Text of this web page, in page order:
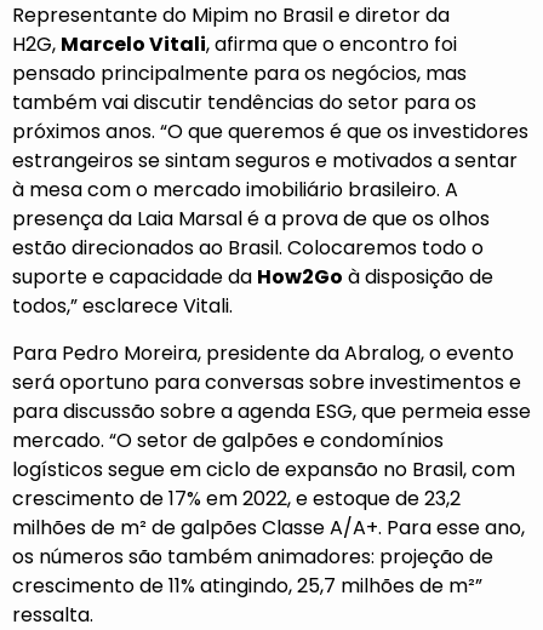
Representante do Mipim no Brasil e diretor da
H2G, Marcelo Vitali, afirma que o encontro foi
pensado principalmente para os negócios, mas
também vai discutir tendências do setor para os
próximos anos. “O que queremos é que os investidores
estrangeiros se sintam seguros e motivados a sentar
à mesa com o mercado imobiliário brasileiro. A
presença da Laia Marsal é a prova de que os olhos
estão direcionados ao Brasil. Colocaremos todo o
suporte e capacidade da How2Go à disposição de
todos,” esclarece Vitali.
Para Pedro Moreira, presidente da Abralog, o evento
será oportuno para conversas sobre investimentos e
para discussão sobre a agenda ESG, que permeia esse
mercado. “O setor de galpões e condomínios
logísticos segue em ciclo de expansão no Brasil, com
crescimento de 17% em 2022, e estoque de 23,2
milhões de m² de galpões Classe A/A+. Para esse ano,
os números são também animadores: projeção de
crescimento de 11% atingindo, 25,7 milhões de m²”
ressalta.